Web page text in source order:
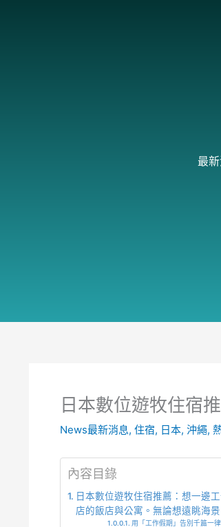
最
日本數位遊牧住宿
News最新消息, 住宿, 日本, 沖繩,
內容目錄
日本數位遊牧住宿推薦：想一邊
店的飯店與公寓。無論想遠眺海
用「工作假期」告別千篇一